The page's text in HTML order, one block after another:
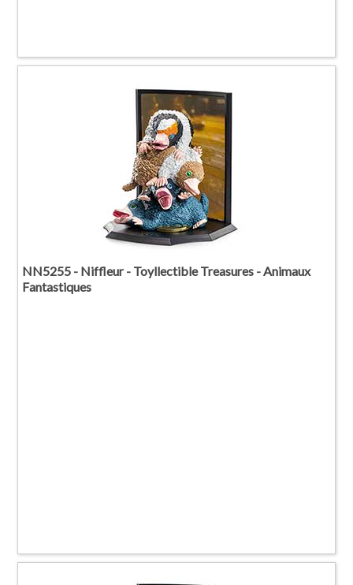
NN5255 - Niffleur - Toyllectible Treasures - Animaux
Fantastiques